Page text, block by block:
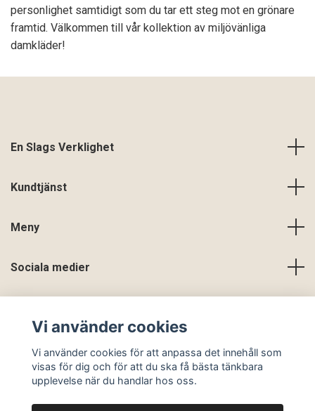
personlighet samtidigt som du tar ett steg mot en grönare
framtid. Välkommen till vår kollektion av miljövänliga
damkläder!
En Slags Verklighet
Kundtjänst
Meny
Sociala medier
Vi använder cookies
Vi använder cookies för att anpassa det innehåll som
visas för dig och för att du ska få bästa tänkbara
upplevelse när du handlar hos oss.